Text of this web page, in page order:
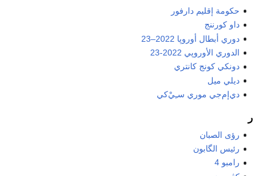
حكومة إقليم دارفور
داو كورننج
دوري أبطال أوروپا 2022–23
الدوري الأوروپي 2022-23
دونكي كونج كانتري
ديلي ميل
دي‌إم‌جي موري سـِيْ‌كي
ر
رؤى الصبان
رئيس الگابون
رامبو 4